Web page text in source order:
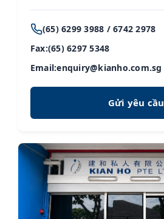
(65) 6299 3988 / 6742 2978
Fax:(65) 6297 5348
Email:enquiry@kianho.com.sg
Gửi yêu cầu